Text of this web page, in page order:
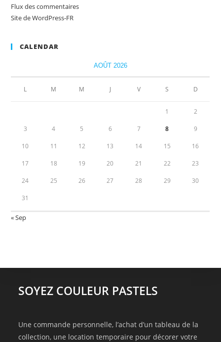
Flux des commentaires
Site de WordPress-FR
CALENDAR
AOÛT 2026
L M M J V S D
1 2
3 4 5 6 7 8 9
10 11 12 13 14 15 16
17 18 19 20 21 22 23
24 25 26 27 28 29 30
31
« Sep
SOYEZ COULEUR PASTELS
Une commande personnelle, l’achat d’un tableau de la
collection, une location temporaire pour décorer votre